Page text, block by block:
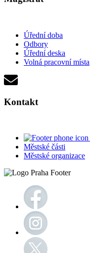
Úřední doba
Odbory
Úřední deska
Volná pracovní místa
Kontakt
Městské části
Městské organizace